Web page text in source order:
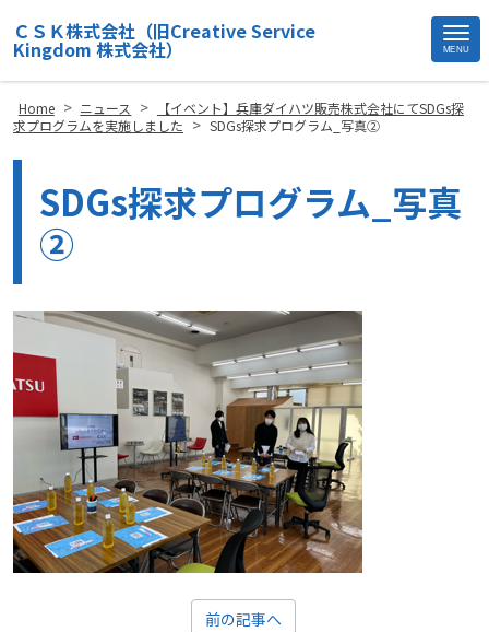
ＣＳＫ株式会社（旧Creative Service
Kingdom 株式会社） MENU
Home > ニュース >
【イベント】兵庫ダイハツ販売株式会社にてSDGs探
求プログラムを実施しました > SDGs探求プログラム_写真②
SDGs探求プログラム_写真
②
前の記事へ
Site
Footer